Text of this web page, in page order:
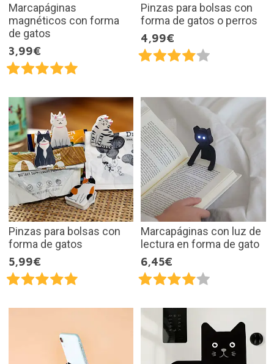
Marcapáginas
magnéticos con forma
de gatos
3,99€
Pinzas para bolsas con
forma de gatos o perros
4,99€
Pinzas para bolsas con
forma de gatos
5,99€
Marcapáginas con luz de
lectura en forma de gato
6,45€